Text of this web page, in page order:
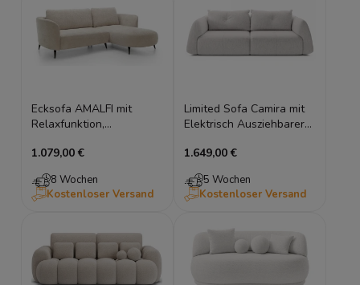
Ecksofa AMALFI mit
Relaxfunktion,
Stauraum
1.079,00 €
8 Wochen
Kostenloser Versand
Limited Sofa Camira mit
Elektrisch Ausziehbarer
1.649,00 €
5 Wochen
Kostenloser Versand